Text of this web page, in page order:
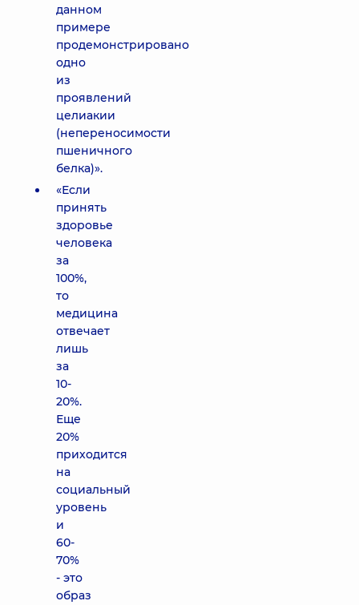
данном
примере
продемонстрировано
одно
из
проявлений
целиакии
(непереносимости
пшеничного
белка)».
«Если
принять
здоровье
человека
за
100%,
то
медицина
отвечает
лишь
за
10-
20%.
Еще
20%
приходится
на
социальный
уровень
и
60-
70%
- это
образ